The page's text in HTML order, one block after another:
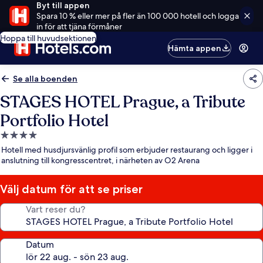
Byt till appen
Spara 10 % eller mer på fler än 100 000 hotell och logga
in för att tjäna förmåner
Hoppa till huvudsektionen
Hämta appen
Se alla boenden
STAGES HOTEL Prague, a Tribute
Portfolio Hotel
4.0-
stjärnigt
boende
Hotell med husdjursvänlig profil som erbjuder restaurang och ligger i
anslutning till kongresscentret, i närheten av O2 Arena
Välj datum för att se priser
Vart reser du?
Datum